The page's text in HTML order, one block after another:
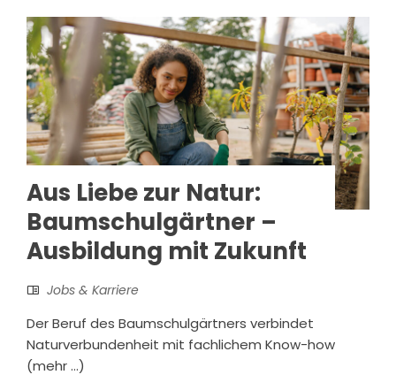
Aus Liebe zur Natur:
Baumschulgärtner –
Ausbildung mit Zukunft
Jobs & Karriere
Der Beruf des Baumschulgärtners verbindet
Naturverbundenheit mit fachlichem Know-how
(mehr …)